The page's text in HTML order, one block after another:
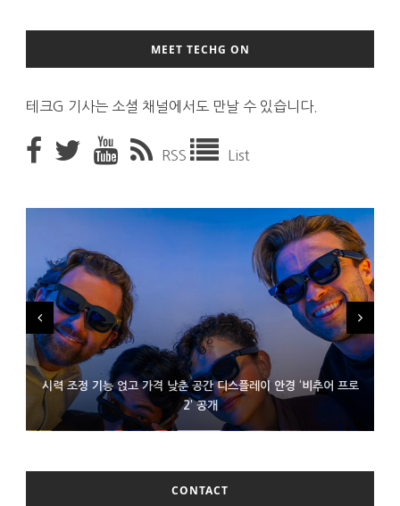
MEET TECHG ON
테크G 기사는 소셜 채널에서도 만날 수 있습니다.
RSS List
시력 조정 기능 얹고 가격 낮춘 공간 디스플레이 안경 ‘비추어 프로
2’ 공개
D램 부족에 10억달러어치 아이폰18 프로세서 패키징 대기 중
300~400달러 반지형 스피커 준비하는 오픈AI
CONTACT